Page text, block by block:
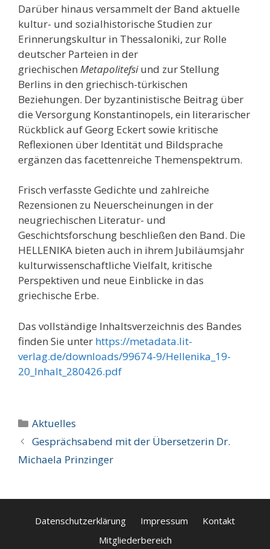
Darüber hinaus versammelt der Band aktuelle
kultur- und sozialhistorische Studien zur
Erinnerungskultur in Thessaloniki, zur Rolle
deutscher Parteien in der
griechischen Metapolitefsiund zur Stellung
Berlins in den griechisch-türkischen
Beziehungen. Der byzantinistische Beitrag über
die Versorgung Konstantinopels, ein literarischer
Rückblick auf Georg Eckert sowie kritische
Reflexionen über Identität und Bildsprache
ergänzen das facettenreiche Themenspektrum.
Frisch verfasste Gedichte und zahlreiche
Rezensionen zu Neuerscheinungen in der
neugriechischen Literatur- und
Geschichtsforschung beschließen den Band. Die
HELLENIKA bieten auch in ihrem Jubiläumsjahr
kulturwissenschaftliche Vielfalt, kritische
Perspektiven und neue Einblicke in das
griechische Erbe.
Das vollständige Inhaltsverzeichnis des Bandes
finden Sie unter https://metadata.lit-
verlag.de/downloads/99674-9/Hellenika_19-
20_Inhalt_280426.pdf
Kategorien
Aktuelles
Gesprächsabend mit der Übersetzerin Dr.
Michaela Prinzinger
Datenschutzerklärung Impressum
Kontakt
Mitgliederbereich